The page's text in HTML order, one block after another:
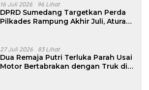
16 Juli 2026 96 Lihat
DPRD Sumedang Targetkan Perda
Pilkades Rampung Akhir Juli, Aturan
27 Juli 2026 83 Lihat
Dua Remaja Putri Terluka Parah Usai
Motor Bertabrakan dengan Truk di